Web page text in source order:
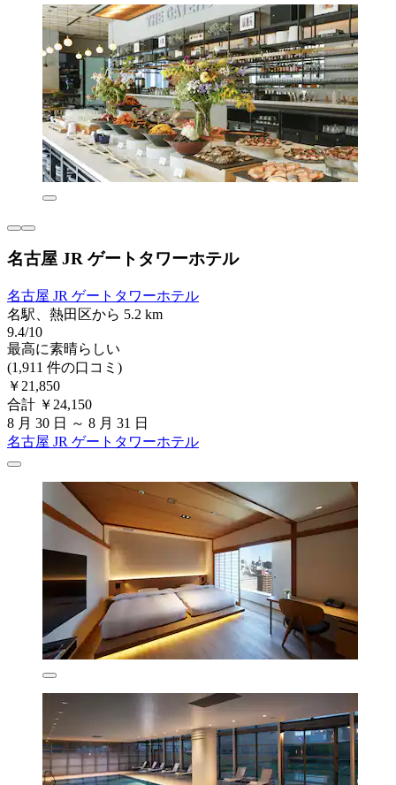
名古屋 JR ゲートタワーホテル
名古屋 JR ゲートタワーホテル
名駅、熱田区から 5.2 km
9.4/10
最高に素晴らしい
(1,911 件の口コミ)
￥21,850
合計 ￥24,150
8 月 30 日 ～ 8 月 31 日
名古屋 JR ゲートタワーホテル